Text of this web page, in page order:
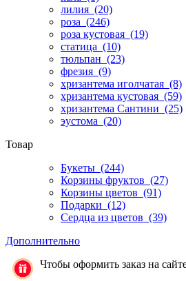
лилия (20)
роза (246)
роза кустовая (19)
статица (10)
тюльпан (23)
фрезия (9)
хризантема иголчатая (8)
хризантема кустовая (59)
хризантема Сантини (25)
эустома (20)
Товар
Букеты (244)
Корзины фруктов (27)
Корзины цветов (91)
Подарки (12)
Сердца из цветов (39)
Дополнительно
Чтобы оформить заказ на